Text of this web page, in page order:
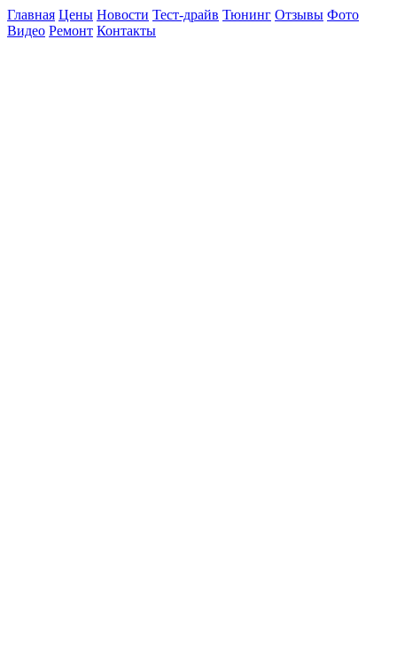
Главная Цены Новости Тест-драйв Тюнинг Отзывы Фото
Видео Ремонт Контакты